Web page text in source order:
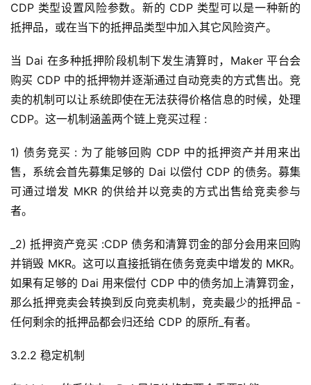
CDP 类型设置风险参数。新的 CDP 类型可以是一种新的
抵押品，或在当下的抵押品类型中加入其它风险资产。
当 Dai 在多种抵押阶段机制下发生清算时，Maker 平台会
购买 CDP 中的抵押物并逐渐通过自动竞卖的方式售出。竞
卖的机制可以让系统即使在无法获得价格信息的时候，处理
CDP。这一机制涵盖两个链上竞买过程 :
1) 债务竞买 : 为了能够回购 CDP 中的抵押资产并用来出
售，系统会首先募集足够的 Dai 以偿付 CDP 的债务。募集
可通过增发 MKR 的供给并以竞卖的方式出售给竞卖参与
者。
_2) 抵押资产竞买 :CDP 债务和清算罚金的部分会用来回购
并销毁 MKR。这可以直接抵销在债务竞卖中增发的 MKR。
如果有足够的 Dai 用来偿付 CDP 中的债务加上清算罚金，
那么抵押竞卖会转换到反向竞卖机制，竞卖最少的抵押品 -
任何剩余的抵押品都会归还给 CDP 的原所_有者。
3.2.2 稳定机制